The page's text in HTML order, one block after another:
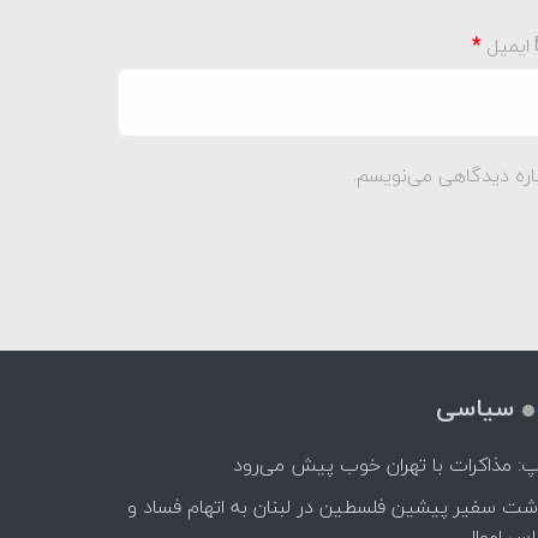
ایمیل*
دیدگاهی می‌نویسم.
سیاسی
مذاکرات با تهران خوب پیش می‌رود
سفیر پیشین فلسطین در لبنان به اتهام فساد و